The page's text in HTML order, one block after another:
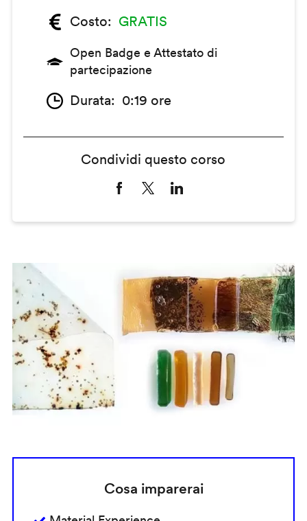
Costo
GRATIS
Open Badge e Attestato di
partecipazione
Durata 0:19 ore
Condividi questo corso
Cosa imparerai